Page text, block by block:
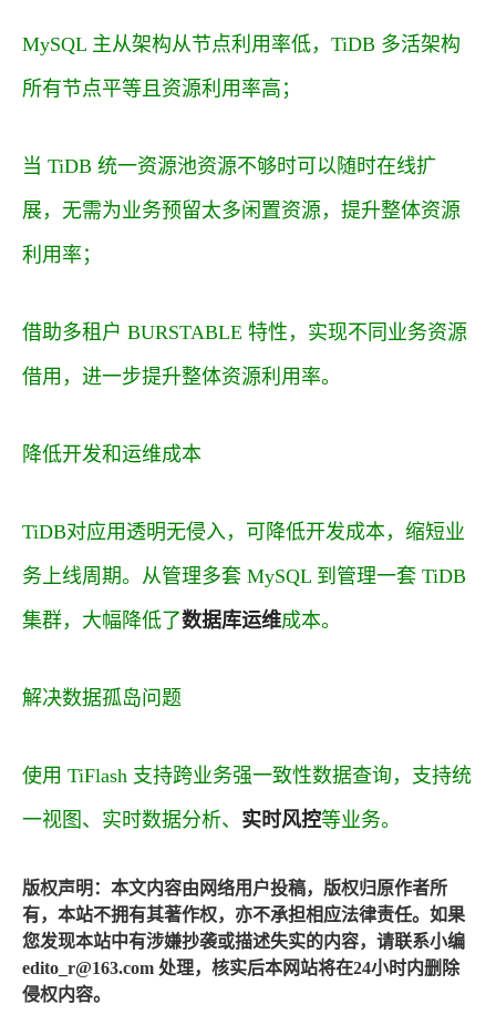
MySQL 主从架构从节点利用率低，TiDB 多活架构
所有节点平等且资源利用率高；
当 TiDB 统一资源池资源不够时可以随时在线扩
展，无需为业务预留太多闲置资源，提升整体资源
利用率；
借助多租户 BURSTABLE 特性，实现不同业务资源
借用，进一步提升整体资源利用率。
降低开发和运维成本
TiDB对应用透明无侵入，可降低开发成本，缩短业
务上线周期。从管理多套 MySQL 到管理一套 TiDB
集群，大幅降低了数据库运维成本。
解决数据孤岛问题
使用 TiFlash 支持跨业务强一致性数据查询，支持统
一视图、实时数据分析、 实时风控等业务。
版权声明：本文内容由网络用户投稿，版权归原作者所
有，本站不拥有其著作权，亦不承担相应法律责任。如果
您发现本站中有涉嫌抄袭或描述失实的内容，请联系小编
edito_r@163.com 处理，核实后本网站将在24小时内删除
侵权内容。